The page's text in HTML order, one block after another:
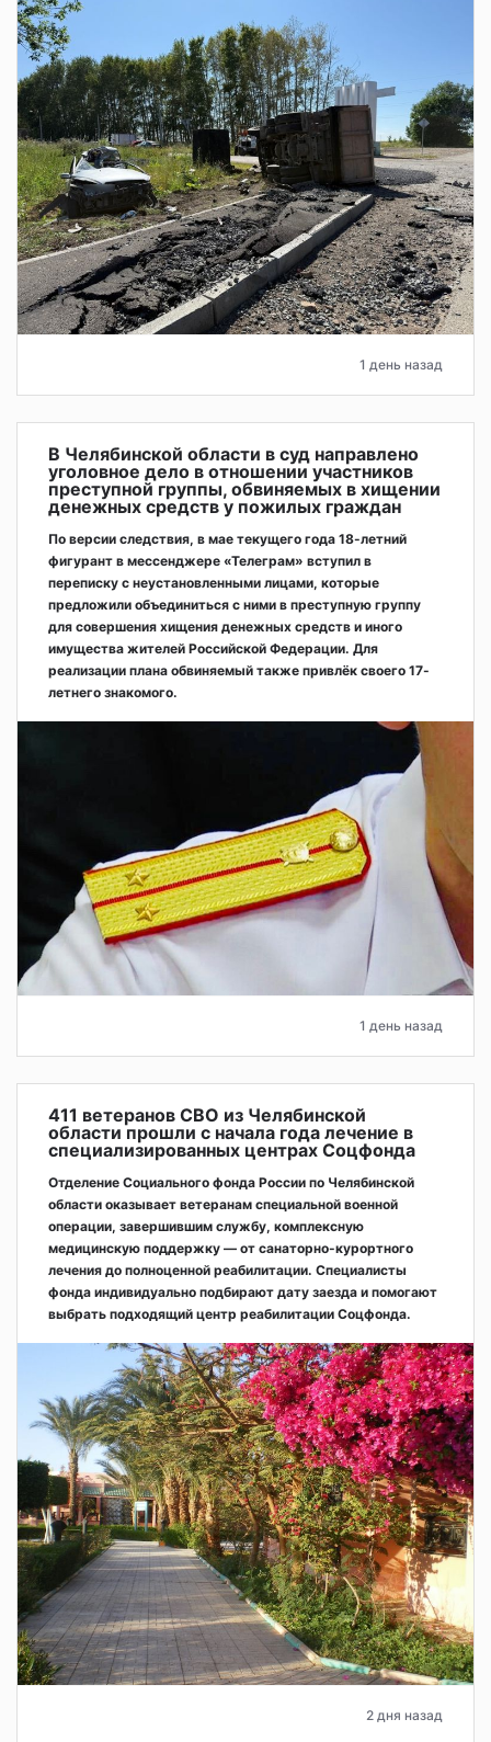
1 день назад
В Челябинской области в суд направлено
уголовное дело в отношении участников
преступной группы, обвиняемых в хищении
денежных средств у пожилых граждан
По версии следствия, в мае текущего года 18-летний
фигурант в мессенджере «Телеграм» вступил в
переписку с неустановленными лицами, которые
предложили объединиться с ними в преступную группу
для совершения хищения денежных средств и иного
имущества жителей Российской Федерации. Для
реализации плана обвиняемый также привлёк своего 17-
летнего знакомого.
1 день назад
411 ветеранов СВО из Челябинской
области прошли с начала года лечение в
специализированных центрах Соцфонда
Отделение Социального фонда России по Челябинской
области оказывает ветеранам специальной военной
операции, завершившим службу, комплексную
медицинскую поддержку — от санаторно-курортного
лечения до полноценной реабилитации. Специалисты
фонда индивидуально подбирают дату заезда и помогают
выбрать подходящий центр реабилитации Соцфонда.
2 дня назад